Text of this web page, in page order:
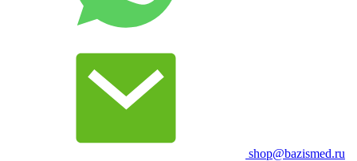
shop@bazismed.ru